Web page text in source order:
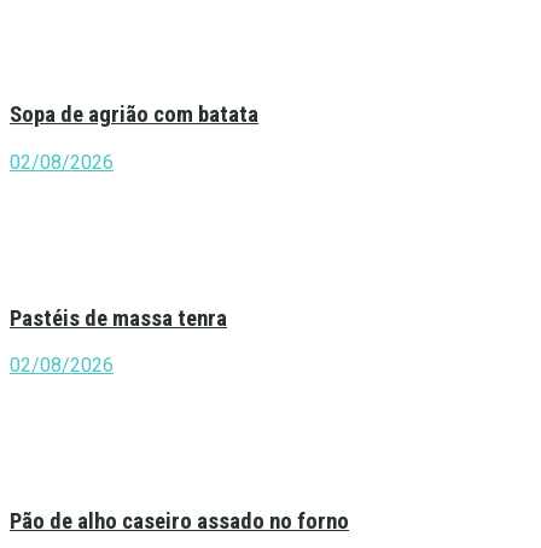
Sopa de agrião com batata
02/08/2026
Pastéis de massa tenra
02/08/2026
Pão de alho caseiro assado no forno